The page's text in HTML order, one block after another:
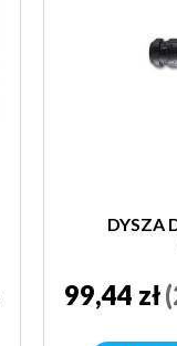
DYSZA
99,44 zł